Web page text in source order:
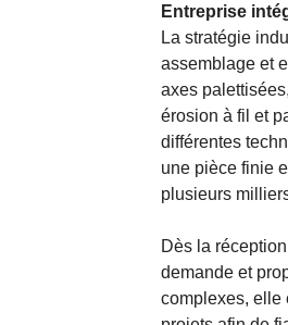
Entreprise
La stratégie
assemblage et
axes
érosion à fil et
différentes
une pièce finie
plusieurs
Dès la
demande et
complexes, elle